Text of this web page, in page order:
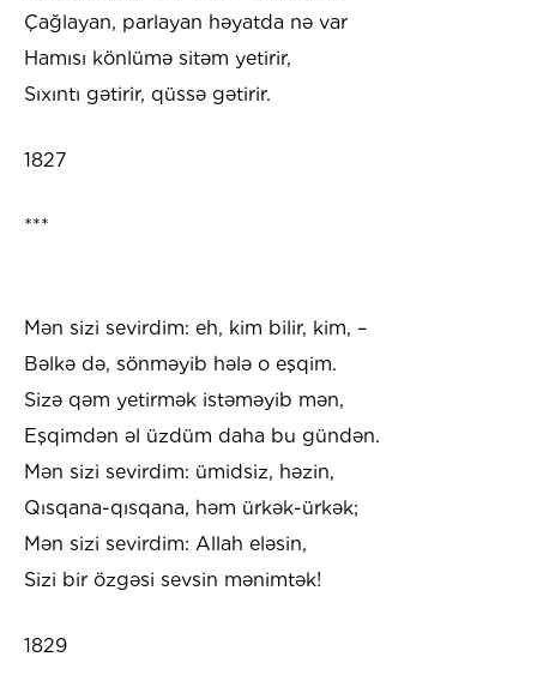
Çağlayan, parlayan həyatda nə var
Hamısı könlümə sitəm yetirir,
Sıxıntı gətirir, qüssə gətirir.
1827
***
Mən sizi sevirdim: eh, kim bilir, kim, –
Bəlkə də, sönməyib hələ o eşqim.
Sizə qəm yetirmək istəməyib mən,
Eşqimdən əl üzdüm daha bu gündən.
Mən sizi sevirdim: ümidsiz, həzin,
Qısqana-qısqana, həm ürkək-ürkək;
Mən sizi sevirdim: Allah eləsin,
Sizi bir özgəsi sevsin mənimtək!
1829